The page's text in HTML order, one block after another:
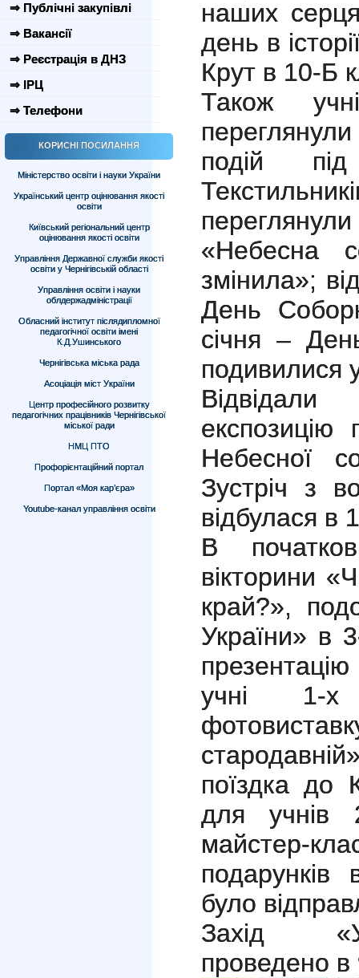
⇒ Публічні закупівлі
⇒ Вакансії
⇒ Реєстрація в ДНЗ
⇒ ІРЦ
⇒ Телефони
КОРИСНІ ПОСИЛАННЯ
Міністерство освіти і науки України
Український центр оцінювання якості
освіти
Київський регіональний центр
оцінювання якості освіти
Управління Державної служби якості
освіти у Чернігівській області
Управління освіти і науки
облдержадміністрації
Обласний інститут післядипломної
педагогічної освіти імені
К.Д.Ушинського
Чернігівська міська рада
Асоціація міст України
Центр професійного розвитку
педагогічних працівників Чернігівської
міської ради
НМЦ ПТО
Профорієнтаційний портал
Портал «Моя кар’єра»
Youtube-канал управління освіти
наших
день в
Крут в 10-Б
Також
подій
«Небесна
змінила»;
День
січня –
подивилися
експозицію
Небесної
Зустріч з
відбулася в
В
вікторини
край?»,
України» в
учні 1-х
поїздка до
для учнів
майстер-
було
Захід
проведено в